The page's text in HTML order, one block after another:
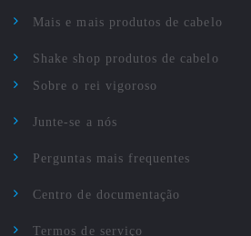
Mais e mais produtos de cabelo
Shake shop produtos de cabelo
Sobre o rei vigoroso
Junte-se a nós
Perguntas mais frequentes
Centro de documentação
Termos de serviço